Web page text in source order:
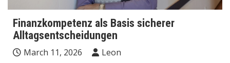
Finanzkompetenz als Basis sicherer
Alltagsentscheidungen
March 11, 2026
Leon